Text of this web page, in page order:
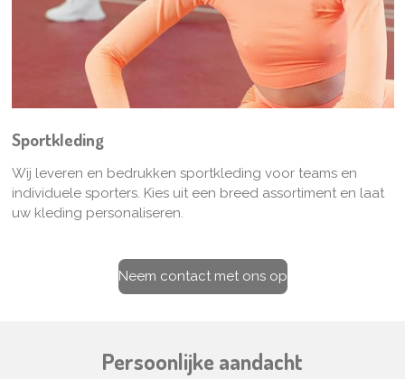
Sportkleding
Wij leveren en bedrukken sportkleding voor teams en
individuele sporters. Kies uit een breed assortiment en laat
uw kleding personaliseren.
Neem contact met ons op
Persoonlijke aandacht